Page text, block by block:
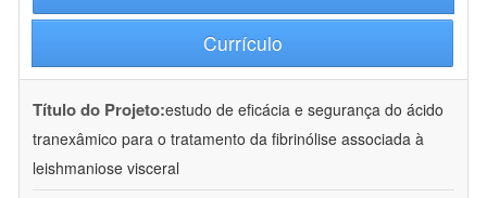
Currículo
Título do Projeto:estudo de eficácia e segurança do ácido
tranexâmico para o tratamento da fibrinólise associada à
leishmaniose visceral